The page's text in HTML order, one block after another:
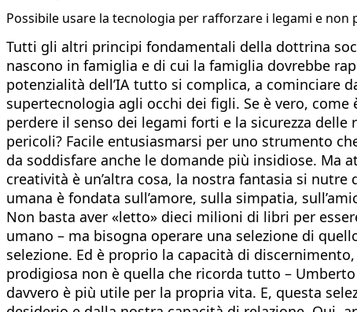
Possibile usare la tecnologia per rafforzare i legami e non
Tutti gli altri principi fondamentali della dottrina
nascono in famiglia e di cui la famiglia dovrebbe
potenzialità dell’IA tutto si complica, a cominciare
supertecnologia agli occhi dei figli. Se è vero,
perdere il senso dei legami forti e la sicurezza
pericoli? Facile entusiasmarsi per uno strumento
da soddisfare anche le domande più insidiose. Ma
creatività è un’altra cosa, la nostra fantasia si
umana è fondata sull’amore, sulla simpatia,
Non basta aver «letto» dieci milioni di libri per
umano – ma bisogna operare una selezione di
selezione. Ed è proprio la capacità di
prodigiosa non è quella che ricorda tutto –
davvero è più utile per la propria vita. E, questa